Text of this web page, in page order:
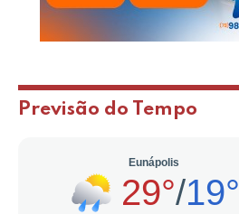
Previsão do Tempo